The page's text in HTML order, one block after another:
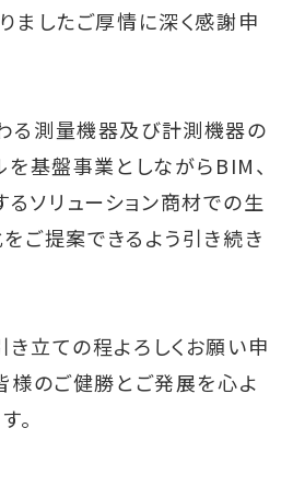
ましたご厚情に深く感謝申
る測量機器及び計測機器の
を基盤事業としながらBIM、
るソリューション商材での生
ご提案できるよう引き続き
立ての程よろしくお願い申
様のご健勝とご発展を心よ
。